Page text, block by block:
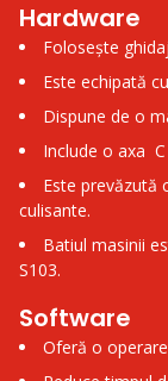
Hardware
Folosește
Este echipată
Dispune de o
Include o axa
Este prevăzută
culisante.
Batiul masinii
S103.
Software
Oferă o